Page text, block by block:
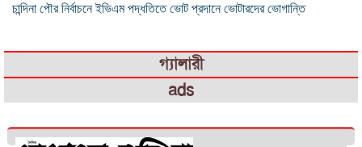
চান্দিনা পৌর নির্বাচনে ইভিএম পদ্ধতিতে ভোট প্রদানে ভোটারদের ভোগান্তি
গ্যালারী
ads